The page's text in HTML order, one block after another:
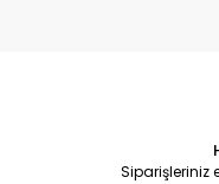
Siparişleriniz